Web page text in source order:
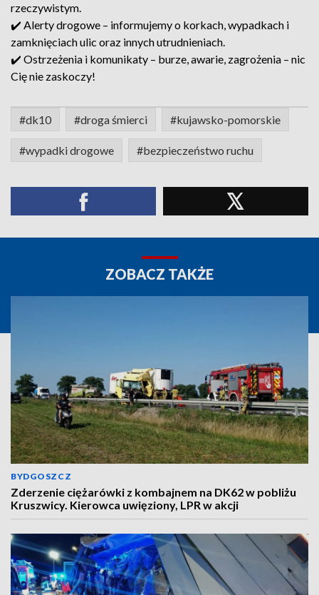
rzeczywistym.
✔️ Alerty drogowe – informujemy o korkach, wypadkach i
zamknięciach ulic oraz innych utrudnieniach.
✔️ Ostrzeżenia i komunikaty – burze, awarie, zagrożenia – nic
Cię nie zaskoczy!
#dk10 #droga śmierci #kujawsko-pomorskie
#wypadki drogowe #bezpieczeństwo ruchu
ZOBACZ TAKŻE
BYDGOSZCZ
Zderzenie ciężarówki z kombajnem na DK62 w pobliżu
Kruszwicy. Kierowca uwięziony, LPR w akcji